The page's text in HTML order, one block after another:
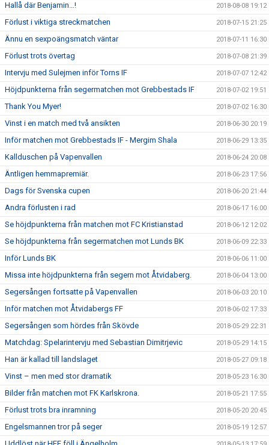
Hallå där Benjamin…! 2018-08-08 19:12
Förlust i viktiga streckmatchen 2018-07-15 21:25
Ännu en sexpoängsmatch väntar 2018-07-11 16:30
Förlust trots övertag 2018-07-08 21:39
Intervju med Sulejmen inför Torns IF 2018-07-07 12:42
Höjdpunkterna från segermatchen mot Grebbestads IF 2018-07-02 19:51
Thank You Myer! 2018-07-02 16:30
Vinst i en match med två ansikten 2018-06-30 20:19
Inför matchen mot Grebbestads IF - Mergim Shala 2018-06-29 13:35
Kallduschen på Vapenvallen 2018-06-24 20:08
Äntligen hemmapremiär. 2018-06-23 17:56
Dags för Svenska cupen 2018-06-20 21:44
Andra förlusten i rad 2018-06-17 16:00
Se höjdpunkterna från matchen mot FC Kristianstad 2018-06-12 12:02
Se höjdpunkterna från segermatchen mot Lunds BK 2018-06-09 22:33
Inför Lunds BK 2018-06-06 11:00
Missa inte höjdpunkterna från segern mot Åtvidaberg. 2018-06-04 13:00
Segersången fortsatte på Vapenvallen 2018-06-03 20:10
Inför matchen mot Åtvidabergs FF 2018-06-02 17:33
Segersången som hördes från Skövde 2018-05-29 22:31
Matchdag: Spelarintervju med Sebastian Dimitrjevic 2018-05-29 14:15
Han är kallad till landslaget 2018-05-27 09:18
Vinst – men med stor dramatik 2018-05-23 16:30
Bilder från matchen mot FK Karlskrona. 2018-05-21 17:55
Förlust trots bra inramning 2018-05-20 20:45
Engelsmannen tror på seger 2018-05-19 12:57